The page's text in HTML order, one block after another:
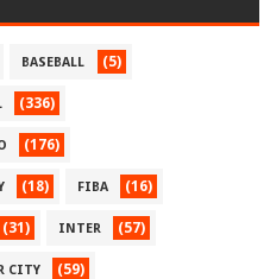
BASEBALL (5)
(336)
(176)
(18) FIBA (16)
(31) INTER (57)
CITY (59)